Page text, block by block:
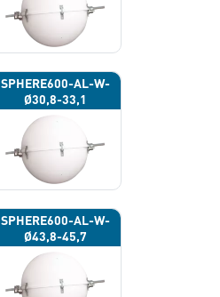
SPHERE600-AL-W-
Ø30,8-33,1
SPHERE600-AL-W-
Ø43,8-45,7